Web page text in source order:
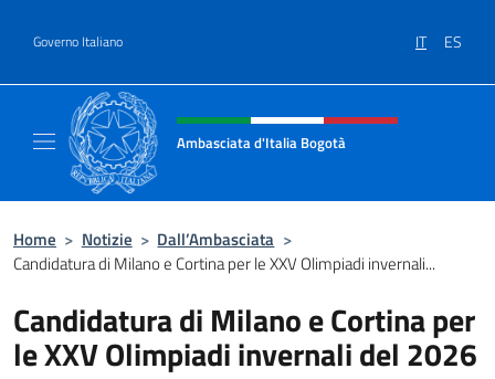
Governo Italiano IT ES
Intestazione sito, social e menù
Ambasciata d'Italia Bogotà
Home > Notizie > Dall’Ambasciata >
Candidatura di Milano e Cortina per le XXV Olimpiadi invernali...
Candidatura di Milano e Cortina per
le XXV Olimpiadi invernali del 2026